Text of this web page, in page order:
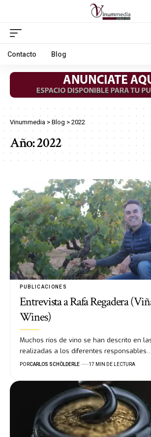
Contacto Blog
Vinummedia > Blog >2022
Año:2022
PUBLICACIONES
Entrevista a Rafa Regadera
Wines)
Muchos ríos de vino se han descrito en
realizadas a los diferentes responsables…
PORCARLOS SCHÖLDERLE 17 MIN DE LECTURA